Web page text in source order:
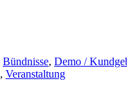
Bündnisse, Demo /
, Veranstaltung